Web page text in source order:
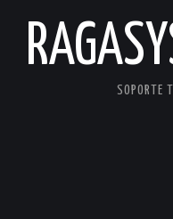
SOPORTE